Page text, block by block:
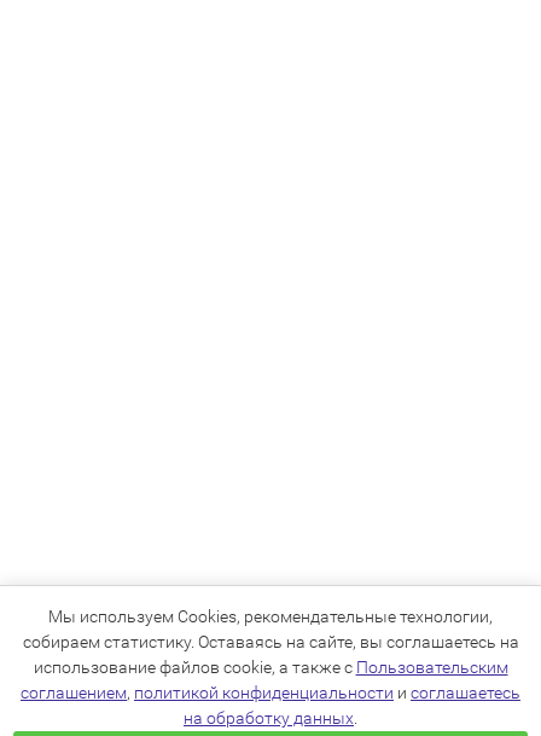
Мы используем Cookies, рекомендательные технологии,
собираем статистику. Оставаясь на сайте, вы соглашаетесь на
использование файлов cookie, а также с Пользовательским
соглашением, политикой конфиденциальности и соглашаетесь
на обработку данных